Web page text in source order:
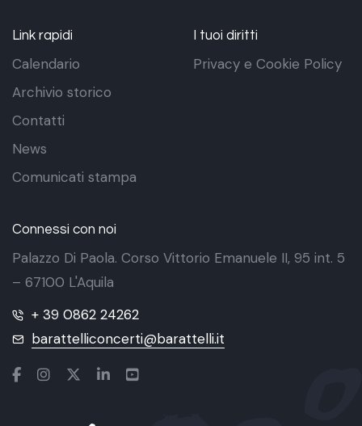
Link rapidi
Calendario
Archivio storico
Contatti
News
Comunicati stampa
I tuoi diritti
Privacy e Cookie Policy
Connessi con noi
Palazzo Di Paola. Corso Vittorio Emanuele II, 95 int. 5
– 67100 L'Aquila
+ 39 0862 24262
barattelliconcerti@barattelli.it